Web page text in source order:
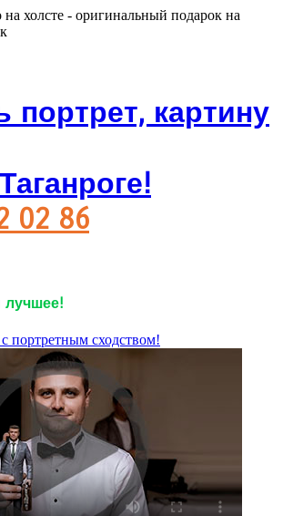
портрет, картину
02 86
лучшее!
портретным сходством!